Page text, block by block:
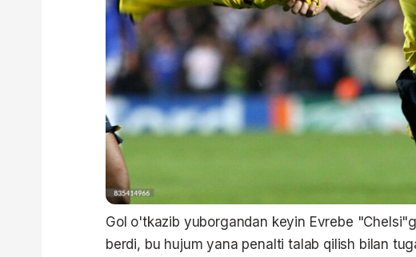
Gol o'tkazib yuborgandan keyin Evrebe
berdi, bu hujum yana penalti talab qilish bilan